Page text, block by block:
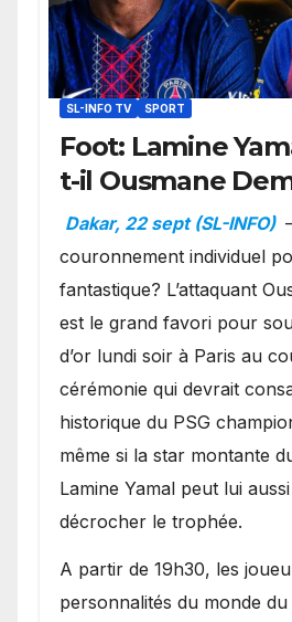
SL-INFO TV SPORT
Foot: Lamine
t-il Ousmane
Ballon d’or ?
Dakar, 22 sept (SL-INFO)
couronnement individuel
fantastique? L’attaquant
est le grand favori pour
d’or lundi soir à Paris au
cérémonie qui devrait
historique du PSG
même si la star montante
Lamine Yamal peut lui
décrocher le trophée.
A partir de 19h30, les
personnalités du monde